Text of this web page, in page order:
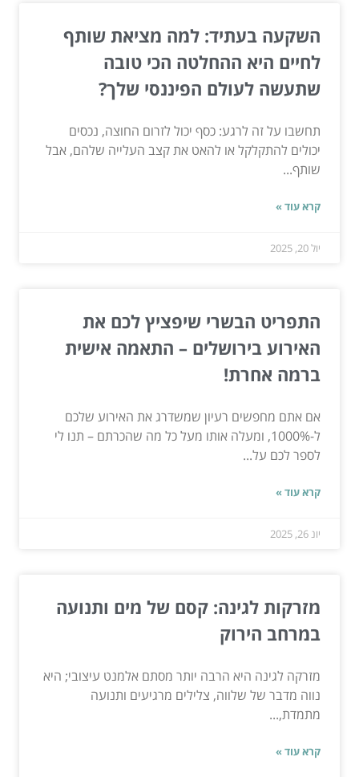
השקעה בעתיד: למה מציאת שותף
לחיים היא ההחלטה הכי טובה
שתעשה לעולם הפיננסי שלך?
תחשבו על זה לרגע: כסף יכול לזרום החוצה, נכסים
יכולים להתקלקל או להאט את קצב העלייה שלהם, אבל
שותף...
קרא עוד »
יול 20, 2025
התפריט הבשרי שיפציץ לכם את
האירוע בירושלים – התאמה אישית
ברמה אחרת!
אם אתם מחפשים רעיון שמשדרג את האירוע שלכם
ל-1000%, ומעלה אותו מעל כל מה שהכרתם – תנו לי
לספר לכם על...
קרא עוד »
יונ 26, 2025
מזרקות לגינה: קסם של מים ותנועה
במרחב הירוק
מזרקה לגינה היא הרבה יותר מסתם אלמנט עיצובי; היא
נווה מדבר של שלווה, צלילים מרגיעים ותנועה
מתמדת,...
קרא עוד »